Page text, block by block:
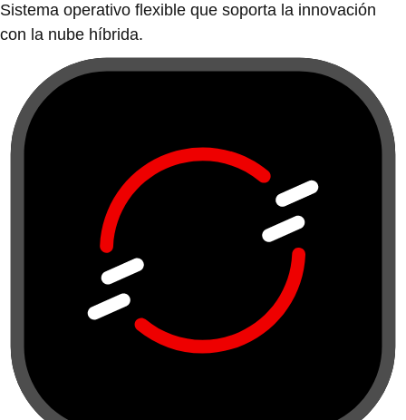
Sistema operativo flexible que soporta la innovación
con la nube híbrida.